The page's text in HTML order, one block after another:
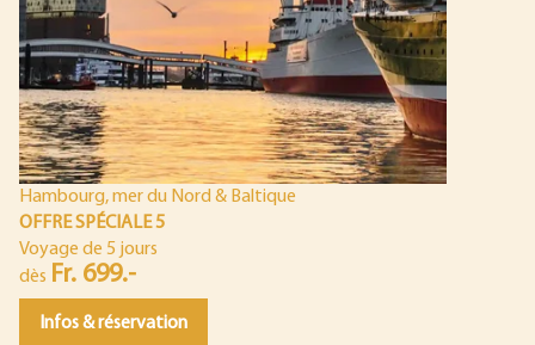
Hambourg, mer du Nord & Baltique
OFFRE SPÉCIALE 5
Voyage de 5 jours
dès Fr. 699.-
Infos & réservation